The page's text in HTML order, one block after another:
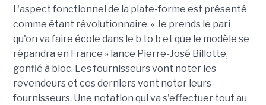
L'aspect fonctionnel de la plate-forme est présenté
comme étant révolutionnaire. « Je prends le pari
qu'on va faire école dans le b to b et que le modèle se
répandra en France » lance Pierre-José Billotte,
gonflé à bloc. Les fournisseurs vont noter les
revendeurs et ces derniers vont noter leurs
fournisseurs. Une notation qui va s'effectuer tout au